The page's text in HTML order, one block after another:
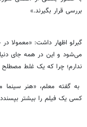
بررسی قرار بگیرند.»
گبرلو اظهار داشت:
می‌شود و این در همه جای
ندارم؛ چرا که یک غلط مصطلح
به گفته معلم، «هنر
کسی یک فیلم را بیشتر